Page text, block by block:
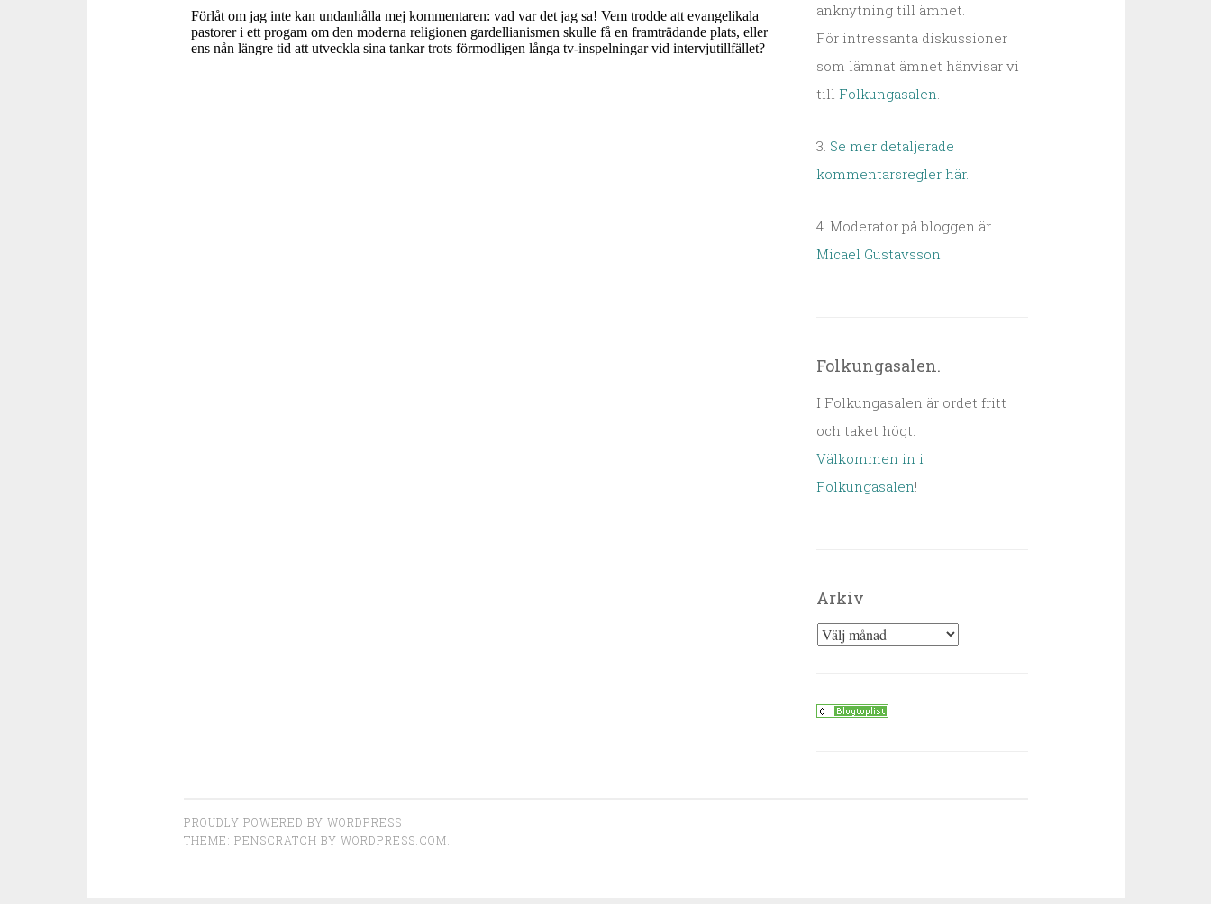
anknytning till ämnet.
För intressanta diskussioner
som lämnat ämnet hänvisar vi
till Folkungasalen.
3. Se mer detaljerade
kommentarsregler här..
4. Moderator på bloggen är
Micael Gustavsson
Folkungasalen.
I Folkungasalen är ordet fritt
och taket högt.
Välkommen in i
Folkungasalen!
Arkiv
Arkiv
PROUDLY POWERED BY WORDPRESS
THEME: PENSCRATCH BY WORDPRESS.COM